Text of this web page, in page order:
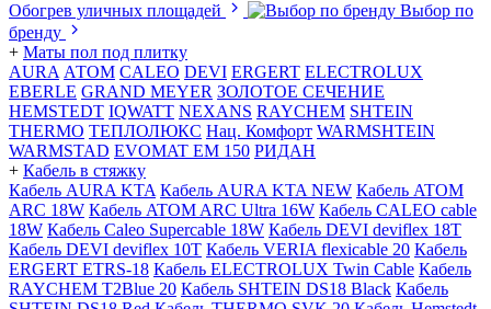
Обогрев уличных площадей
Выбор по
бренду
+ Маты пол под плитку
AURA АТОМ CALEO DEVI ERGERT ELECTROLUX
EBERLE GRAND MEYER ЗОЛОТОЕ СЕЧЕНИЕ
HEMSTEDT IQWATT NEXANS RAYCHEM SHTEIN
THERMO ТЕПЛОЛЮКС Нац. Комфорт WARMSHTEIN
WARMSTAD EVOMAT EM 150 РИДАН
+ Кабель в стяжку
Кабель AURA KTA Кабель AURA KTA NEW Кабель ATOM
ARC 18W Кабель ATOM ARC Ultra 16W Кабель CALEO cable
18W Кабель Caleo Supercable 18W Кабель DEVI deviflex 18T
Кабель DEVI deviflex 10T Кабель VERIA flexicable 20 Кабель
ERGERT ETRS-18 Кабель ELECTROLUX Twin Cable Кабель
RAYCHEM T2Blue 20 Кабель SHTEIN DS18 Black Кабель